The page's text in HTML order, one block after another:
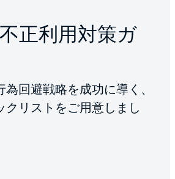
正利用対策ガ
回避戦略を成功に導く、
クリストをご用意しまし